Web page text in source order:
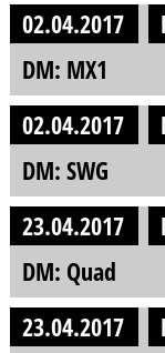
02.04.2017
DM: MX1
02.04.2017
DM: SWG
23.04.2017
DM: Quad
23.04.2017